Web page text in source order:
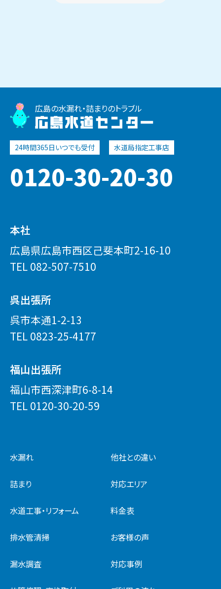
広島の水漏れ・詰まりのトラブル
広島水道センター
0120-30-20-30
本社
広島県広島市西区己斐本町2-16-10
TEL 082-507-7510
呉出張所
呉市本通1-2-13
TEL 0823-25-4177
福山出張所
福山市西深津町6-8-14
TEL 0120-30-20-59
水漏れ
詰まり
水道工事・リフォーム
排水管清掃
漏水調査
他社との違い
対応エリア
料金表
お客様の声
対応事例